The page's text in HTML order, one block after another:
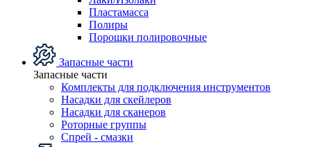
Пластамасса
Полиры
Порошки полировочные
Запасные части
Запасные части
Комплекты для подключения инструментов
Насадки для скейлеров
Насадки для сканеров
Роторные группы
Спрей - смазки